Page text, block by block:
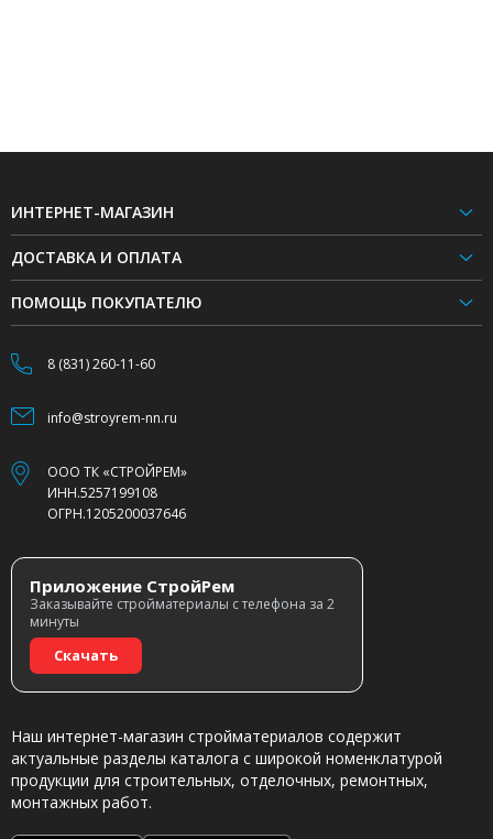
ИНТЕРНЕТ-МАГАЗИН
ДОСТАВКА И ОПЛАТА
ПОМОЩЬ ПОКУПАТЕЛЮ
8 (831) 260-11-60
info@stroyrem-nn.ru
ООО ТК «СТРОЙРЕМ»
ИНН.5257199108
ОГРН.1205200037646
Приложение СтройРем
Заказывайте стройматериалы с телефона за 2
минуты
Скачать
Наш интернет-магазин стройматериалов содержит
актуальные разделы каталога с широкой номенклатурой
продукции для строительных, отделочных, ремонтных,
монтажных работ.